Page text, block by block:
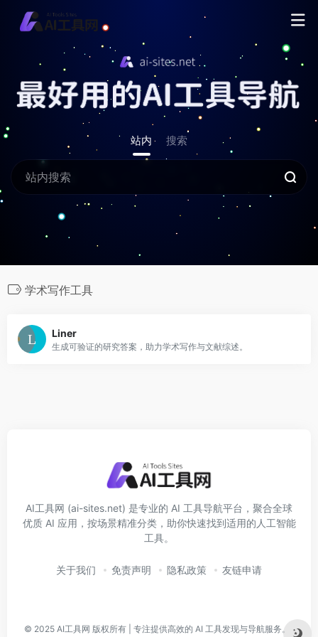
站内 搜索
学术写作工具
Liner
生成可验证的研究答案，助力学术写作与文献综述。
AI工具网 (ai-sites.net) 是专业的 AI 工具导航平台，聚合全球
优质 AI 应用，按场景精准分类，助你快速找到适用的人工智能
工具。
关于我们 免责声明 隐私政策 友链申请
© 2025 AI工具网 版权所有 | 专注提供高效的 AI 工具发现与导航服务。